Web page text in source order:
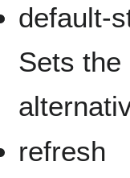
default-
Sets the
refresh